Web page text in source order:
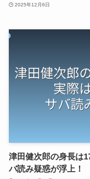
2025年12月6日
津田健次郎の身長は
バ読み疑惑が浮上！